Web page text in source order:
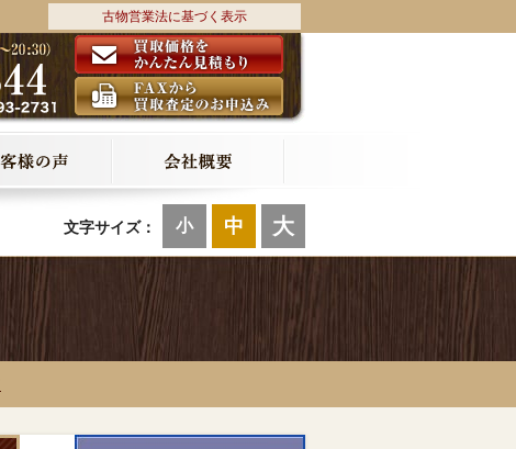
古物営業法に基づく表示
文字サイズ： 小 中 大